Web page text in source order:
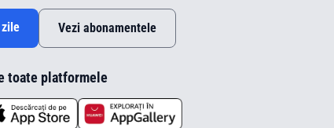
Vezi abonamentele
toate platformele